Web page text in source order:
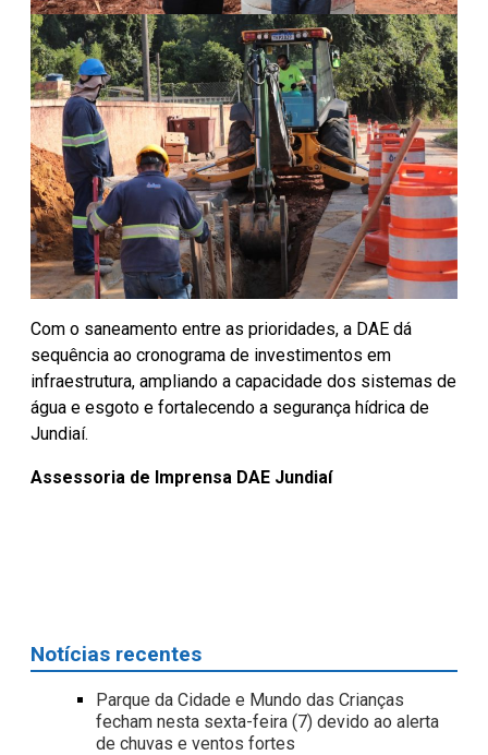
Com o saneamento entre as prioridades, a DAE dá
sequência ao cronograma de investimentos em
infraestrutura, ampliando a capacidade dos sistemas de
água e esgoto e fortalecendo a segurança hídrica de
Jundiaí.
Assessoria de Imprensa DAE Jundiaí
Notícias recentes
Parque da Cidade e Mundo das Crianças
fecham nesta sexta-feira (7) devido ao alerta
de chuvas e ventos fortes